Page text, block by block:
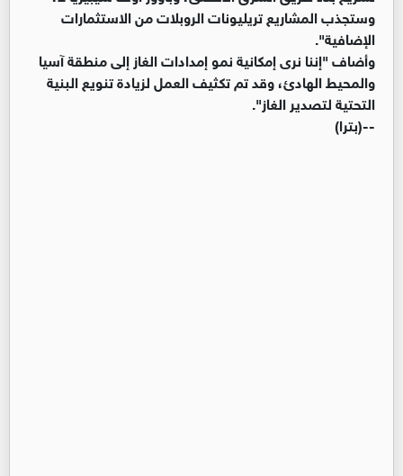
وستجذب المشاريع تريليونات الروبلات من الاستثمارات
الإضافية".
وأضاف "إننا نرى إمكانية نمو إمدادات الغاز إلى منطقة آسيا
والمحيط الهادئ، وقد تم تكثيف العمل لزيادة تنويع البنية
التحتية لتصدير الغاز".
--(بترا)